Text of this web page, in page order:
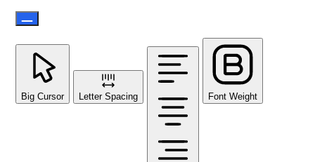
Big Cursor Letter Spacing Font Weight